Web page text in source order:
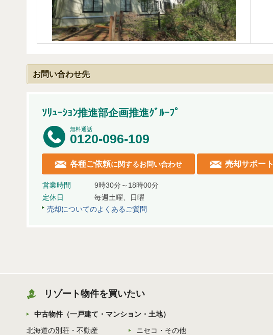
お問い合わせ先
ｿﾘｭｰｼｮﾝ推進部企画推進ｸﾞﾙｰﾌﾟ
無料通話
0120-096-109
各種ご依頼に関するお問い合わせ 売却サポート
営業時間
9時30分～18時00分
定休日
毎週土曜、日曜
売却についてのよくあるご質問
リゾート物件を買いたい
中古物件（一戸建て・マンション・土地）
北海道の別荘・不動産
ニセコ・その他